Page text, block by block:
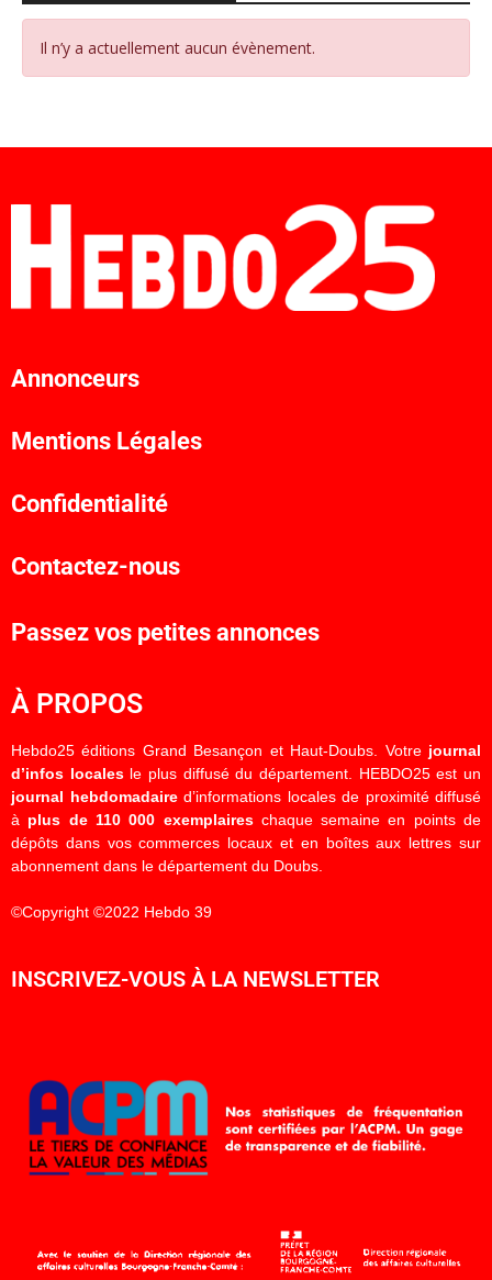
Il n’y a actuellement aucun évènement.
Annonceurs
Mentions Légales
Confidentialité
Contactez-nous
Passez vos petites annonces
À PROPOS
Hebdo25 éditions Grand Besançon et Haut-Doubs. Votre journal
d’infos localesle plus diffusé du département. HEBDO25 est un
journal hebdomadaired’informations locales de proximité diffusé
à plus de 110 000 exemplaireschaque semaine en points de
dépôts dans vos commerces locaux et en boîtes aux lettres sur
abonnement dans le département du Doubs.
©Copyright ©2022 Hebdo 39
INSCRIVEZ-VOUS À LA NEWSLETTER